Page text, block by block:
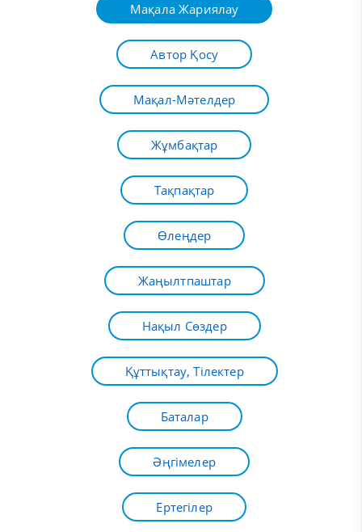
Мақала Жариялау
Автор Қосу
Мақал-Мәтелдер
Жұмбақтар
Тақпақтар
Өлеңдер
Жаңылтпаштар
Нақыл Сөздер
Құттықтау, Тілектер
Баталар
Әңгімелер
Ертегілер